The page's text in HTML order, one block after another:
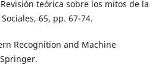
teórica sobre los mitos de la
65, pp. 67-74.
Recognition and Machine